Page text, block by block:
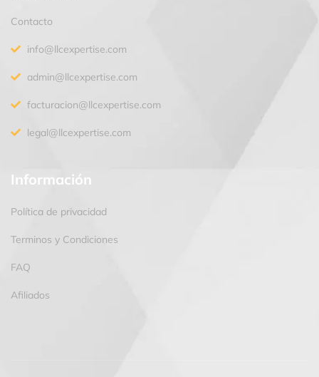
Contacto
info@llcexpertise.com
admin@llcexpertise.com
facturacion@llcexpertise.com
legal@llcexpertise.com
Información
Política de privacidad
Terminos y Condiciones
FAQ
Afiliados